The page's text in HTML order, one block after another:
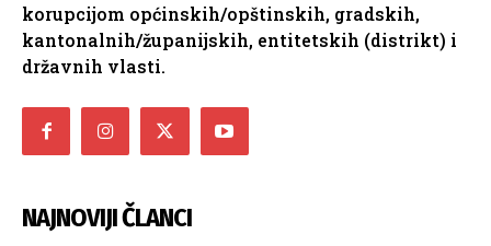
korupcijom općinskih/opštinskih, gradskih,
kantonalnih/županijskih, entitetskih (distrikt) i
državnih vlasti.
NAJNOVIJI ČLANCI